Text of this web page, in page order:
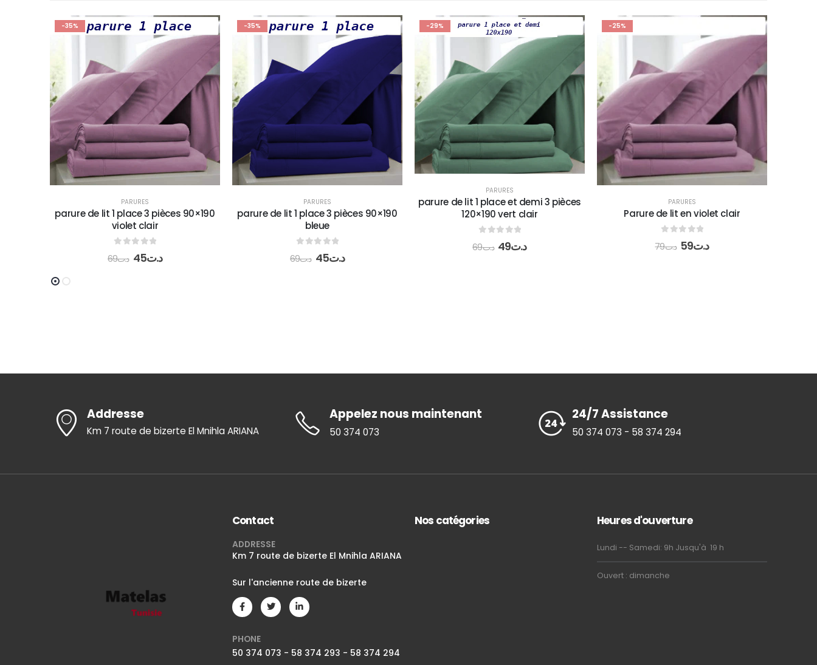
-35%
PARURES
parure de lit 1 place 3 pièces 90×190
bleue
د.ت69 د.ت45
-29%
parure de lit 1 place et demi 3 pièces
120×190 vert clair
0out of 5
د.ت69 د.ت49
-25%
PARURES
Parure de lit en violet clair
د.ت79 د.ت59
-25%
PARURES
Parure de lit grise
out of 5
د.ت79 د.ت59
Addresse
Km 7 route de bizerte El Mnihla ARIANA
Appelez nous maintenant
50 374 073
24/7 Assistance
50 374 073 - 58 374 294
Contact
ADDRESSE
Km 7 route de bizerte El Mnihla ARIANA
Sur l'ancienne route de bizerte
PHONE
50 374 073 - 58 374 293 - 58 374 294
Nos catégories Heures d'ouverture
Lundi -- Samedi: 9h Jusqu'à 19 h
Ouvert : dimanche